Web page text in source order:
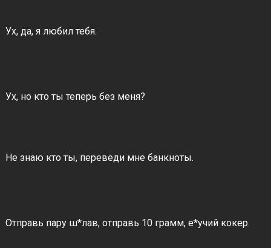
Ух, да, я любил тебя.
Ух, но кто ты теперь без меня?
Не знаю кто ты, переведи мне банкноты.
Отправь пару ш*лав, отправь 10 грамм, е*учий кокер.